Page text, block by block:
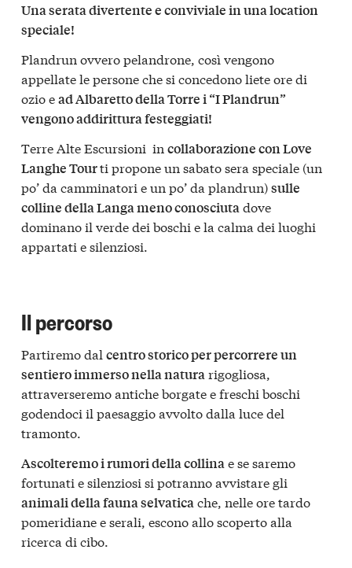
Una serata divertente e conviviale in una location
speciale!
Plandrun ovvero pelandrone, così vengono
appellate le persone che si concedono liete ore di
ozio ead Albaretto della Torre i “I Plandrun”
vengono addirittura festeggiati!
Terre Alte Escursioni in collaborazione con Love
Langhe Tourti propone un sabato sera speciale (un
po’ da camminatori e un po’ da plandrun)sulle
colline della Langa meno conosciutadove
dominano il verde dei boschi e la calma dei luoghi
appartati e silenziosi.
Il percorso
Partiremo dal centro storico per percorrere un
sentiero immerso nella naturarigogliosa,
attraverseremo antiche borgate e freschi boschi
godendoci il paesaggio avvolto dalla luce del
tramonto.
Ascolteremo i rumori della collinae se saremo
fortunati e silenziosi si potranno avvistare gli
animali della fauna selvaticache, nelle ore tardo
pomeridiane e serali, escono allo scoperto alla
ricerca di cibo.